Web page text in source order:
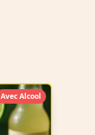
Avec Alcool